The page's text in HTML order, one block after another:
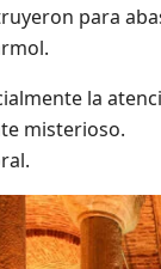
para
la
misterioso.